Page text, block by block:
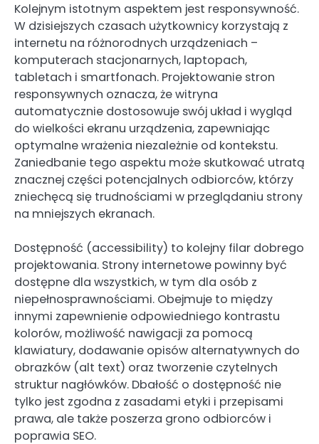
Kolejnym istotnym aspektem jest responsywność.
W dzisiejszych czasach użytkownicy korzystają z
internetu na różnorodnych urządzeniach –
komputerach stacjonarnych, laptopach,
tabletach i smartfonach. Projektowanie stron
responsywnych oznacza, że witryna
automatycznie dostosowuje swój układ i wygląd
do wielkości ekranu urządzenia, zapewniając
optymalne wrażenia niezależnie od kontekstu.
Zaniedbanie tego aspektu może skutkować utratą
znacznej części potencjalnych odbiorców, którzy
zniechęcą się trudnościami w przeglądaniu strony
na mniejszych ekranach.
Dostępność (accessibility) to kolejny filar dobrego
projektowania. Strony internetowe powinny być
dostępne dla wszystkich, w tym dla osób z
niepełnosprawnościami. Obejmuje to między
innymi zapewnienie odpowiedniego kontrastu
kolorów, możliwość nawigacji za pomocą
klawiatury, dodawanie opisów alternatywnych do
obrazków (alt text) oraz tworzenie czytelnych
struktur nagłówków. Dbałość o dostępność nie
tylko jest zgodna z zasadami etyki i przepisami
prawa, ale także poszerza grono odbiorców i
poprawia SEO.